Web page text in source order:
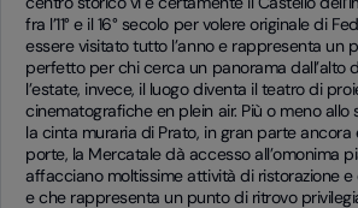
fra l’11° e il 16° secolo per volere originale di
essere visitato tutto l’anno e rappresenta un
perfetto per chi cerca un panorama dall’alto
l’estate, invece, il luogo diventa il teatro di
cinematografiche en plein air. Più o meno allo
la cinta muraria di Prato, in gran parte ancora
porte, la Mercatale dà accesso all’omonima
affacciano moltissime attività di ristorazione
e che rappresenta un punto di ritrovo